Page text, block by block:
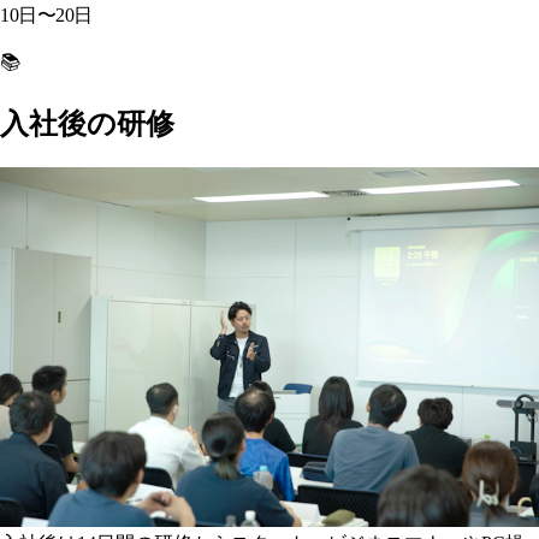
10日〜20日
📚
入社後の研修